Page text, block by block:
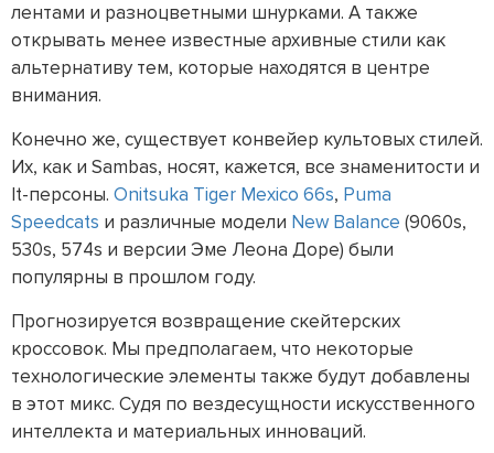
лентами и разноцветными шнурками. А также
открывать менее известные архивные стили как
альтернативу тем, которые находятся в центре
внимания.
Конечно же, существует конвейер культовых стилей.
Их, как и Sambas, носят, кажется, все знаменитости и
It-персоны. Onitsuka Tiger Mexico 66s, Puma
Speedcats и различные модели New Balance (9060s,
530s, 574s и версии Эме Леона Доре) были
популярны в прошлом году.
Прогнозируется возвращение скейтерских
кроссовок. Мы предполагаем, что некоторые
технологические элементы также будут добавлены
в этот микс. Судя по вездесущности искусственного
интеллекта и материальных инноваций.